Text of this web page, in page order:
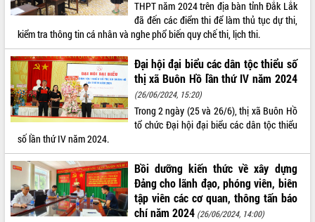
Hòn Yến phát triển du lịch gắn với bảo
tồn biển
Lấy ý kiến điều chỉnh Quy hoạch tỉnh
Đắk Lắk thời kỳ 2021-2030, tầm nhìn
đến năm 2050
Phát động chiến dịch 30 ngày đêm
giải phóng mặt bằng Tuyến đường bộ
ven biển
Đắk Lắk nỗ lực thúc đẩy tăng trưởng
kinh tế từ 10% trở lên trong Quý
II/2026
Đắk Lắk ký kết thỏa thuận hợp tác về
chuyển đổi số giai đoạn 2026 – 2030
với Tập đoàn Bưu chính Viễn thông
Việt Nam
THPT năm 2024 trên địa bàn tỉnh Đắk Lắk
đã đến các điểm thi để làm thủ tục dự thi,
kiểm tra thông tin cá nhân và nghe phổ biến quy chế thi, lịch thi.
Đại hội đại biểu các dân tộc thiểu số
thị xã Buôn Hồ lần thứ IV năm 2024
(26/06/2024, 15:20)
Trong 2 ngày (25 và 26/6), thị xã Buôn Hồ
tổ chức Đại hội đại biểu các dân tộc thiểu
số lần thứ IV năm 2024.
Bồi dưỡng kiến thức về xây dựng
Đảng cho lãnh đạo, phóng viên, biên
tập viên các cơ quan, thông tấn báo
chí năm 2024 (26/06/2024, 14:00)